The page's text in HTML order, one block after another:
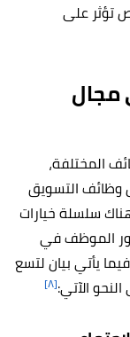
تؤثر على
مجال
المختلفة،
التسويق
سلسلة خيارات
الموظف في
يأتي بيان لتسع
الآتي:[٨]